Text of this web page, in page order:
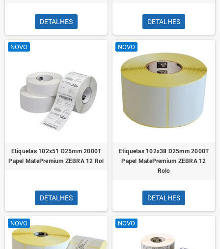
DETALHES DETALHES
NOVO
Etiquetas 102x51 D25mm 2000T
Papel MatePremium ZEBRA 12 Rol
DETALHES
NOVO
Etiquetas 102x38 D25mm 2000T
Papel MatePremium ZEBRA 12
Rolo
DETALHES
NOVO NOVO